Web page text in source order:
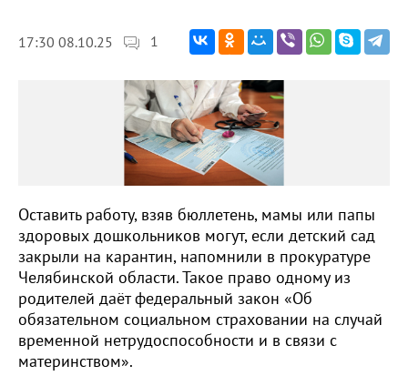
17:30 08.10.25 1
Оставить работу, взяв бюллетень, мамы или папы
здоровых дошкольников могут, если детский сад
закрыли на карантин, напомнили в прокуратуре
Челябинской области. Такое право одному из
родителей даёт федеральный закон «Об
обязательном социальном страховании на случай
временной нетрудоспособности и в связи с
материнством».